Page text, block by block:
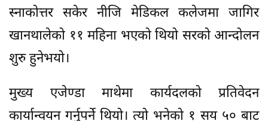
स्नाकोत्तर सकेर नीजि मेडिकल कलेजमा जागिर
खानथालेको ११ महिना भएको थियो सरको आन्दोलन
शुरु हुनेभयो।
मुख्य एजेण्डा माथेमा कार्यदलको प्रतिवेदन
कार्यान्वयन गर्नुपर्ने थियो। त्यो भनेको १ सय ५० बाट